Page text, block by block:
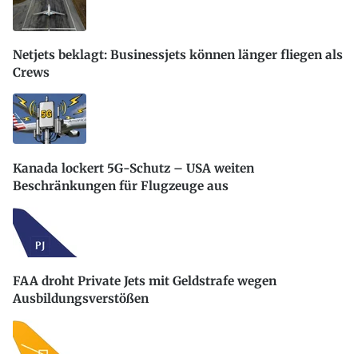
Netjets beklagt: Businessjets können länger fliegen als
Crews
Kanada lockert 5G-Schutz – USA weiten
Beschränkungen für Flugzeuge aus
FAA droht Private Jets mit Geldstrafe wegen
Ausbildungsverstößen